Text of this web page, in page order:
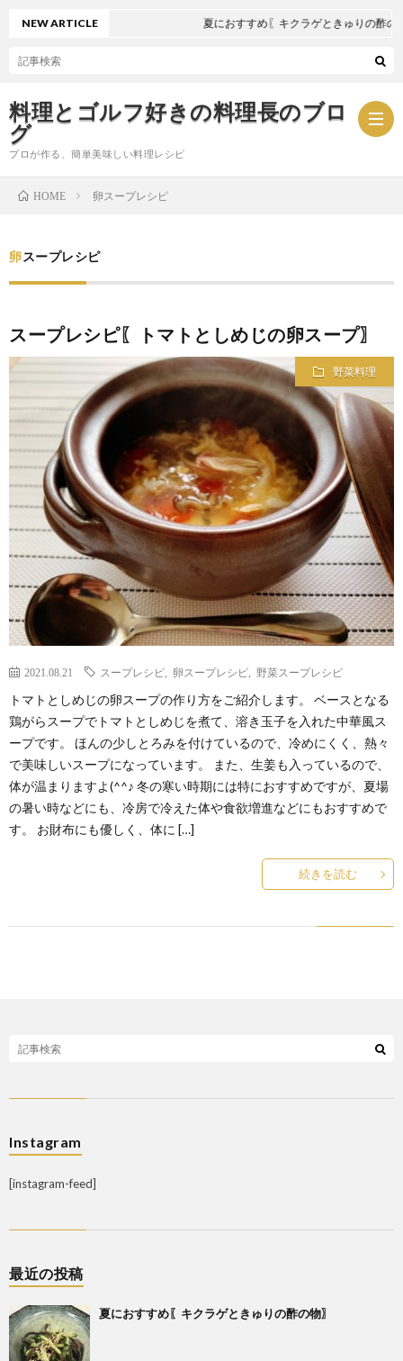
料理とゴルフ好きの料理長のブロ
グ
プロが作る、簡単美味しい料理レシピ
わ
せ
バ
シ
ポ
リ
ー
NEW ARTICLE 夏におすすめ〖キクラゲときゅりの酢の物
HOME 卵スープレシピ
卵スープレシピ
スープレシピ〖トマトとしめじの卵スープ〗
野菜料理
2021.08.21 スープレシピ 卵スープレシピ 野菜スープレシピ
トマトとしめじの卵スープの作り方をご紹介します。 ベースとなる
鶏がらスープでトマトとしめじを煮て、溶き玉子を入れた中華風ス
ープです。 ほんの少しとろみを付けているので、冷めにくく、熱々
で美味しいスープになっています。 また、生姜も入っているので、
体が温まりますよ(^^♪ 冬の寒い時期には特におすすめですが、夏場
の暑い時などにも、冷房で冷えた体や食欲増進などにもおすすめで
す。 お財布にも優しく、体に […]
続きを読む
Instagram
[instagram-feed]
最近の投稿
夏におすすめ〖キクラゲときゅりの酢の物〗